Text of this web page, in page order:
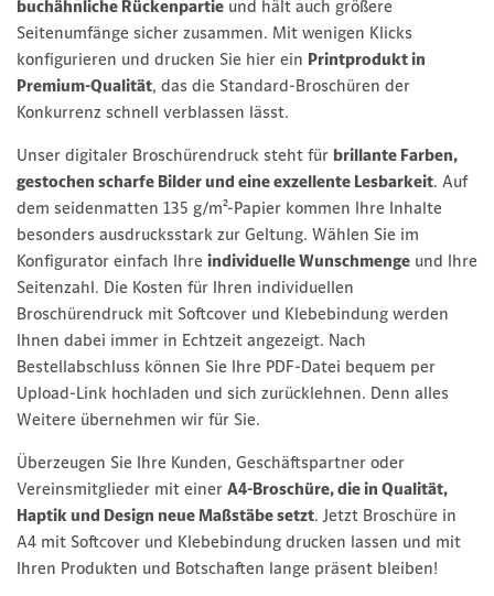
buchähnliche Rückenpartie und hält auch größere
Seitenumfänge sicher zusammen. Mit wenigen Klicks
konfigurieren und drucken Sie hier ein Printprodukt in
Premium-Qualität, das die Standard-Broschüren der
Konkurrenz schnell verblassen lässt.
Unser digitaler Broschürendruck steht für brillante Farben,
gestochen scharfe Bilder und eine exzellente Lesbarkeit. Auf
dem seidenmatten 135 g/m²-Papier kommen Ihre Inhalte
besonders ausdrucksstark zur Geltung. Wählen Sie im
Konfigurator einfach Ihre individuelle Wunschmenge und Ihre
Seitenzahl. Die Kosten für Ihren individuellen
Broschürendruck mit Softcover und Klebebindung werden
Ihnen dabei immer in Echtzeit angezeigt. Nach
Bestellabschluss können Sie Ihre PDF-Datei bequem per
Upload-Link hochladen und sich zurücklehnen. Denn alles
Weitere übernehmen wir für Sie.
Überzeugen Sie Ihre Kunden, Geschäftspartner oder
Vereinsmitglieder mit einer A4-Broschüre, die in Qualität,
Haptik und Design neue Maßstäbe setzt. Jetzt Broschüre in
A4 mit Softcover und Klebebindung drucken lassen und mit
Ihren Produkten und Botschaften lange präsent bleiben!